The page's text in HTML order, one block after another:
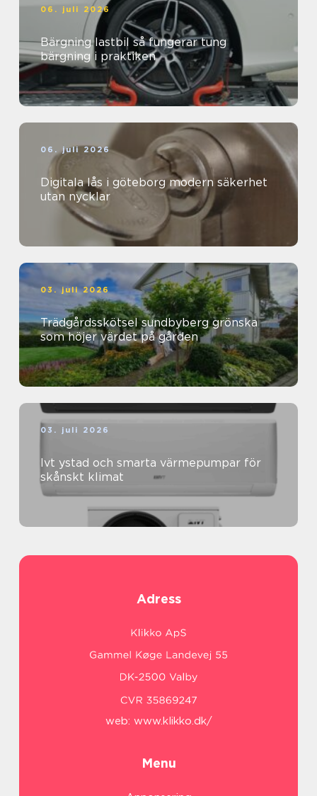
06. juli 2026
Bärgning lastbil så fungerar tung
bärgning i praktiken
06. juli 2026
Digitala lås i göteborg modern säkerhet
utan nycklar
03. juli 2026
Trädgårdsskötsel sundbyberg grönska
som höjer värdet på gården
03. juli 2026
Ivt ystad och smarta värmepumpar för
skånskt klimat
Adress
web: www.klikko.dk/
Menu